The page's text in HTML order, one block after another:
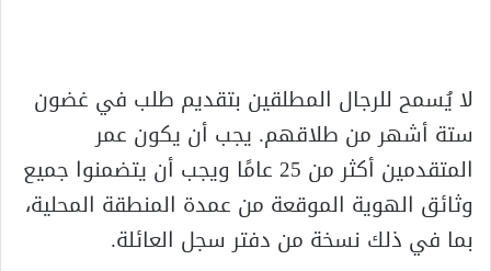
لا يُسمح للرجال المطلقين بتقديم طلب في غضون
ستة أشهر من طلاقهم. يجب أن يكون عمر
المتقدمين أكثر من 25 عامًا ويجب أن يتضمنوا جميع
وثائق الهوية الموقعة من عمدة المنطقة المحلية،
بما في ذلك نسخة من دفتر سجل العائلة.